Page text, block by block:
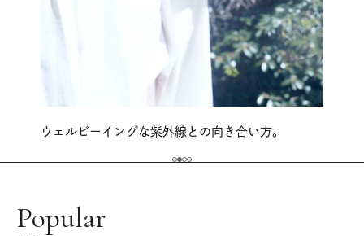
ウェルビーイングな紫外線との向き合い方。
Popular